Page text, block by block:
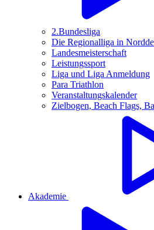
2.Bundesliga
Die Regionalliga in
Landesmeisterschaft
Leistungssport
Liga und Liga Anmeldung
Para Triathlon
Veranstaltungskalender
Zielbogen, Beach Flags,
Akademie